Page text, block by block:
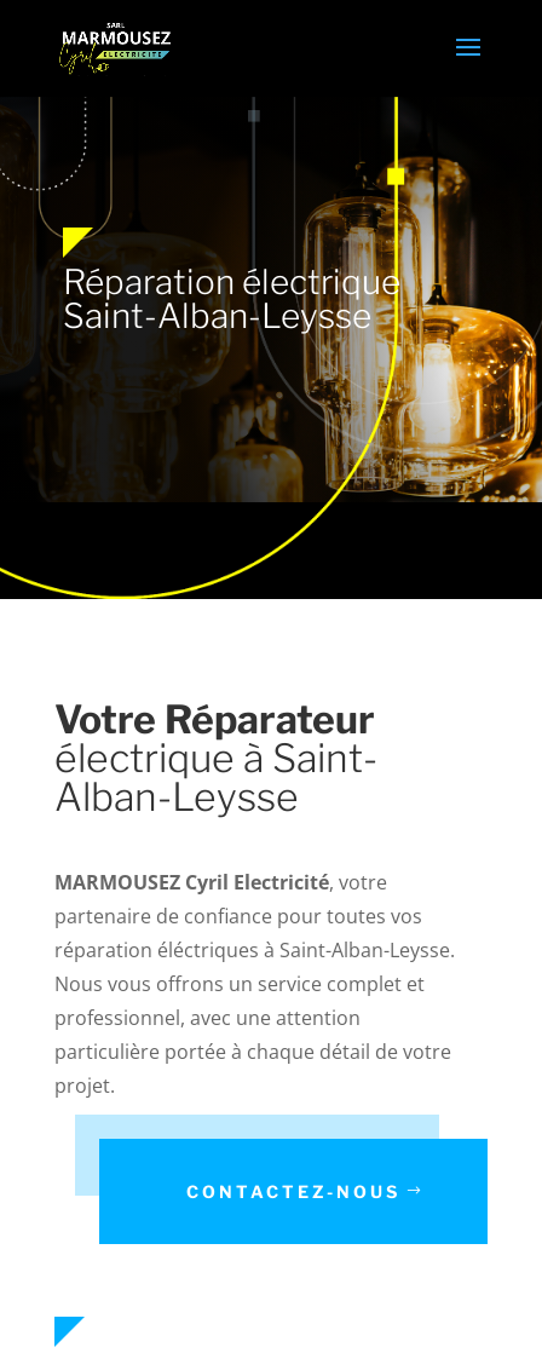
Réparation électrique
Saint-Alban-Leysse
Votre Réparateur
électrique à Saint-
Alban-Leysse
MARMOUSEZ Cyril Electricité, votre
partenaire de confiance pour toutes vos
réparation éléctriques à Saint-Alban-Leysse.
Nous vous offrons un service complet et
professionnel, avec une attention
particulière portée à chaque détail de votre
projet.
CONTACTEZ-NOUS